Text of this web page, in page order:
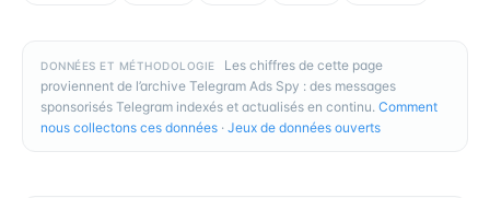
DONNÉES ET MÉTHODOLOGIE
Les chiffres de cette page
proviennent de l’archive Telegram Ads Spy : des messages
sponsorisés Telegram indexés et actualisés en continu. Comment
nous collectons ces données · Jeux de données ouverts